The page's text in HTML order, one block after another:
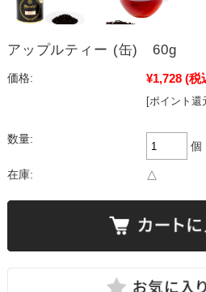
アップルティー (缶) 60g
価格: ¥1,728 (税
[ポイント還
数量:
個
在庫: △